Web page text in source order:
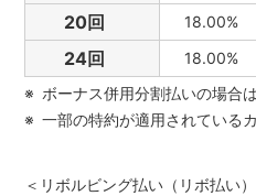
20回 18.00%
24回 18.00%
ボーナス併用分割払いの場合
一部の特約が適用されている
＜リボルビング払い（リボ払い